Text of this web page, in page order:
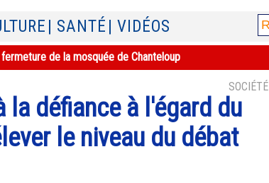
| SANTÉ | VIDÉOS
de la mosquée de Chanteloup
SOCIÉTÉ
la défiance à l'égard du
le niveau du débat